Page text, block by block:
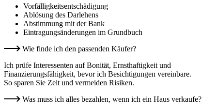
Vorfälligkeitsentschädigung
Ablösung des Darlehens
Abstimmung mit der Bank
Eintragungsänderungen im Grundbuch
Wie finde ich den passenden Käufer?
Ich prüfe Interessenten auf Bonität, Ernsthaftigkeit und
Finanzierungsfähigkeit, bevor ich Besichtigungen vereinbare.
So sparen Sie Zeit und vermeiden Risiken.
Was muss ich alles bezahlen, wenn ich ein Haus verkaufe?